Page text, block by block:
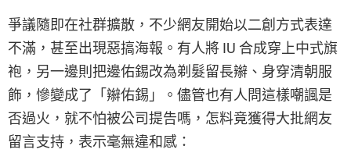
爭議隨即在社群擴散，不少網友開始以二創方式表達
不滿，甚至出現惡搞海報。有人將 IU 合成穿上中式旗
袍，另一邊則把邊佑錫改為剃髮留長辮、身穿清朝服
飾，慘變成了「辮佑錫」。儘管也有人問這樣嘲諷是
否過火，就不怕被公司提告嗎，怎料竟獲得大批網友
留言支持，表示毫無違和感：